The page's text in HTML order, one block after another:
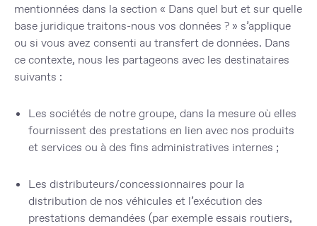
mentionnées dans la section « Dans quel but et sur quelle
base juridique traitons-nous vos données ? » s’applique
ou si vous avez consenti au transfert de données. Dans
ce contexte, nous les partageons avec les destinataires
suivants :
Les sociétés de notre groupe, dans la mesure où elles
fournissent des prestations en lien avec nos produits
et services ou à des fins administratives internes ;
Les distributeurs/concessionnaires pour la
distribution de nos véhicules et l’exécution des
prestations demandées (par exemple essais routiers,